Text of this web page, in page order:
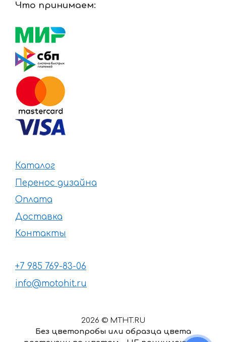
Что принимаем:
Каталог
Перенос дизайна
Оплата
Доставка
Контакты
+7 985 769-83-06
info@motohit.ru
2026 © MTHT.RU
Без цветопробы или образца цвета